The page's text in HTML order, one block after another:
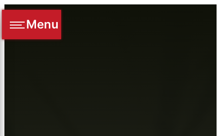
Menu
Panneau de gestion des cookies